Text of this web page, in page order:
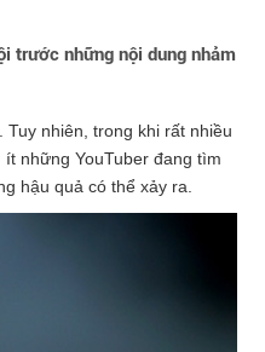
trước những nội dung nhảm
nhiên, trong khi rất nhiều
những YouTuber đang tìm
hậu quả có thể xảy ra.